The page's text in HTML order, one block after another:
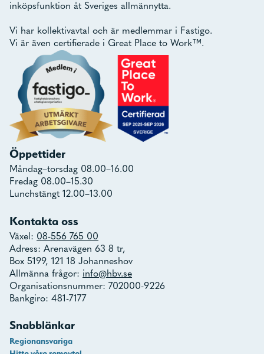
inköpsfunktion åt Sveriges allmännytta.
Vi har kollektivavtal och är medlemmar i Fastigo.
Vi är även certifierade i Great Place to Work™.
Öppettider
Måndag–torsdag 08.00–16.00
Fredag 08.00–15.30
Lunchstängt 12.00–13.00
Kontakta oss
Växel: 08-556 765 00
Adress: Arenavägen 63 8 tr,
Box 5199, 121 18 Johanneshov
Allmänna frågor: info@hbv.se
Organisationsnummer: 702000-9226
Bankgiro: 481-7177
Snabblänkar
Regionansvariga